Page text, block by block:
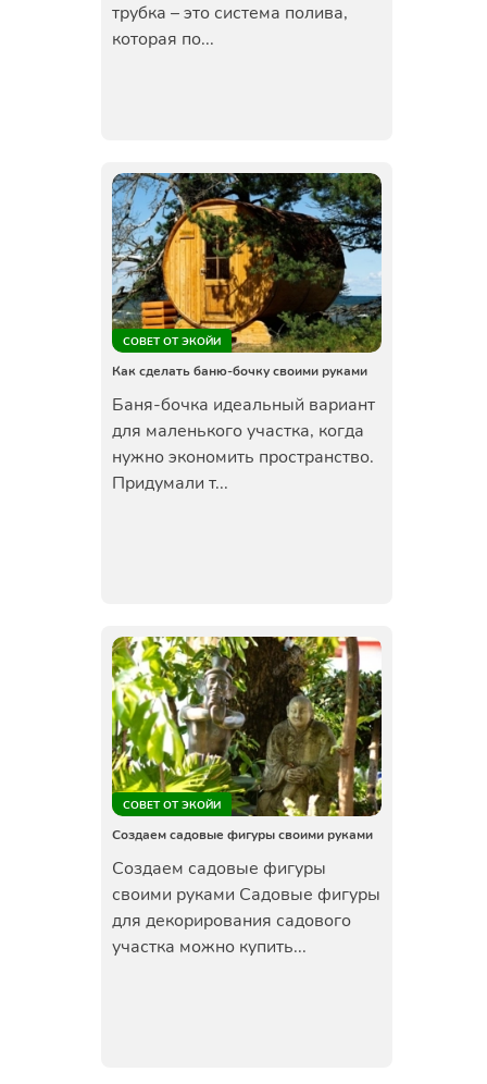
трубка – это система полива,
которая по...
СОВЕТ ОТ ЭКОЙИ
Как сделать баню-бочку своими руками
Баня-бочка идеальный вариант
для маленького участка, когда
нужно экономить пространство.
Придумали т...
СОВЕТ ОТ ЭКОЙИ
Создаем садовые фигуры своими руками
Создаем садовые фигуры
своими руками Садовые фигуры
для декорирования садового
участка можно купить...